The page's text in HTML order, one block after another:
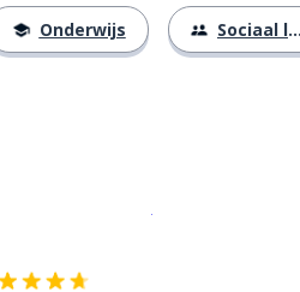
Onderwijs Sociaal leven